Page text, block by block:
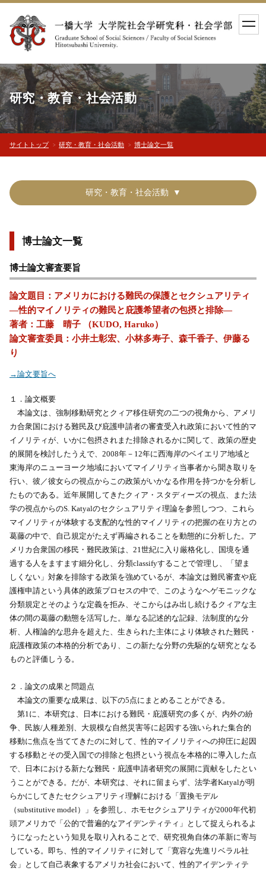
toggle
研究・教育・社会活動
サイトトップ 研究・教育・社会活動 博士論文一覧
研究・教育・社会活動
博士論文一覧
博士論文審査要旨
論文題目：アメリカにおける難民の保護とセクシュアリティ
―性的マイノリティの難民と庇護希望者の包摂と排除―
著者：工藤 晴子 （KUDO, Haruko）
論文審査委員：小井土彰宏、小林多寿子、森千香子、伊藤る
り
→論文要旨へ
１．論文概要
本論文は、強制移動研究とクィア移住研究の二つの視角から、アメリ
カ合衆国における難民及び庇護申請者の審査受入れ政策において性的マ
イノリティが、いかに包摂されまた排除されるかに関して、政策の歴史
的展開を検討したうえで、2008年－12年に西海岸のベイエリア地域と
東海岸のニューヨーク地域においてマイノリティ当事者から聞き取りを
行い、彼／彼女らの視点からこの政策がいかなる作用を持つかを分析し
たものである。近年展開してきたクィア・スタディーズの視点、また法
学の視点からのS. Katyalのセクシュアリティ理論を参照しつつ、これら
マイノリティが体験する支配的な性的マイノリティの把握の在り方との
葛藤の中で、自己規定がたえず再編されることを動態的に分析した。ア
メリカ合衆国の移民・難民政策は、21世紀に入り厳格化し、国境を通
過する人をますます細分化し、分類classifyすることで管理し、「望ま
しくない」対象を排除する政策を強めているが、本論文は難民審査や庇
護権申請という具体的政策プロセスの中で、このようなヘゲモニックな
分類規定とそのような定義を拒み、そこからはみ出し続けるクィアな主
体の間の葛藤の動態を活写した。単なる記述的な記録、法制度的な分
析、人権論的な思弁を超えた、生きられた主体により体験された難民・
庇護権政策の本格的分析であり、この新たな分野の先駆的な研究となる
ものと評価しうる。
２．論文の成果と問題点
本論文の重要な成果は、以下の5点にまとめることができる。
第1に、本研究は、日本における難民・庇護研究の多くが、内外の紛
争、民族/人種差別、大規模な自然災害等に起因する強いられた集合的
移動に焦点を当ててきたのに対して、性的マイノリティへの抑圧に起因
する移動とその受入国での排除と包摂という視点を本格的に導入した点
で、日本における新たな難民・庇護申請者研究の展開に貢献をしたとい
うことができる。だが、本研究は、それに留まらず、法学者Katyalが明
らかにしてきたセクシュアリティ理解における「置換モデル
（substitutive model）」を参照し、ホモセクシュアリティが2000年代初
頭アメリカで「公的で普遍的なアイデンティティ」として捉えられるよ
うになったという知見を取り入れることで、研究視角自体の革新に寄与
している。即ち、性的マイノリティに対して「寛容な先進リベラル社
会」として自己表象するアメリカ社会において、性的アイデンティテ